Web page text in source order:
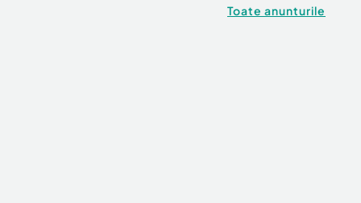
Toate anunturile